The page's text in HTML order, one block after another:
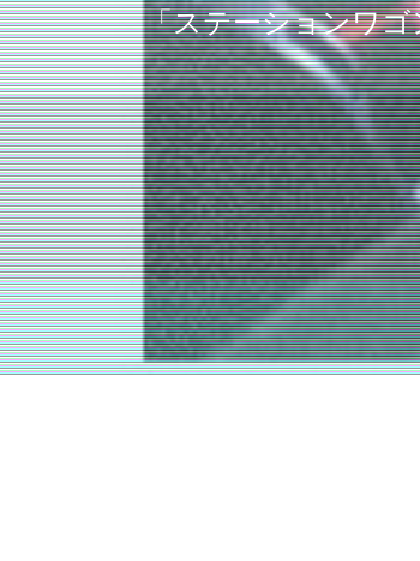
「ステーションワ